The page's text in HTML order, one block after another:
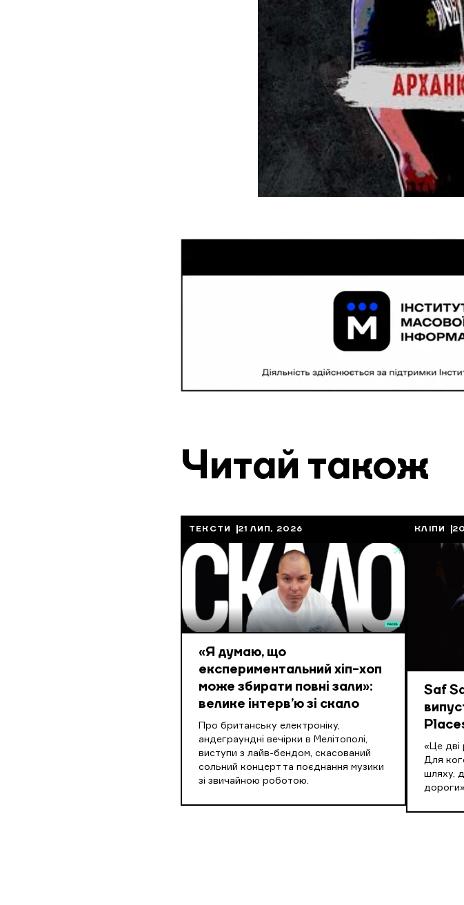
Читай також
ТЕКСТИ 21 ЛИП, 2026
«Я думаю, що
експериментальний хіп-хоп
може збирати повні зали»:
велике інтерв’ю зі скало
Про британську електроніку,
андеграундні вечірки в Мелітополі,
виступи з лайв-бендом, скасований
сольний концерт та поєднання музики
зі звичайною роботою.
КЛІПИ
Saf
«Це дві
Для
шляху,